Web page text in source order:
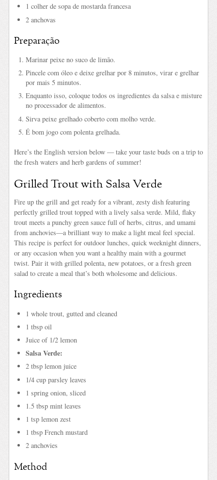
1 colher de sopa de mostarda francesa
2 anchovas
Preparação
Marinar peixe no suco de limão.
Pincele com óleo e deixe grelhar por 8 minutos, virar e grelhar
por mais 5 minutos.
Enquanto isso, coloque todos os ingredientes da salsa e misture
no processador de alimentos.
Sirva peixe grelhado coberto com molho verde.
É bom jogo com polenta grelhada.
Here’s the English version below — take your taste buds on a trip to
the fresh waters and herb gardens of summer!
Grilled Trout with Salsa Verde
Fire up the grill and get ready for a vibrant, zesty dish featuring
perfectly grilled trout topped with a lively salsa verde. Mild, flaky
trout meets a punchy green sauce full of herbs, citrus, and umami
from anchovies—a brilliant way to make a light meal feel special.
This recipe is perfect for outdoor lunches, quick weeknight dinners,
or any occasion when you want a healthy main with a gourmet
twist. Pair it with grilled polenta, new potatoes, or a fresh green
salad to create a meal that’s both wholesome and delicious.
Ingredients
1 whole trout, gutted and cleaned
1 tbsp oil
Juice of 1/2 lemon
Salsa Verde:
2 tbsp lemon juice
1/4 cup parsley leaves
1 spring onion, sliced
1.5 tbsp mint leaves
1 tsp lemon zest
1 tbsp French mustard
2 anchovies
Method